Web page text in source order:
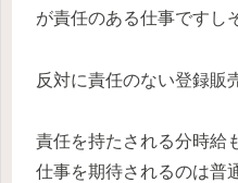
が責任のある仕事ですし
反対に責任のない登録販
責任を持たされる分時給
仕事を期待されるのは普